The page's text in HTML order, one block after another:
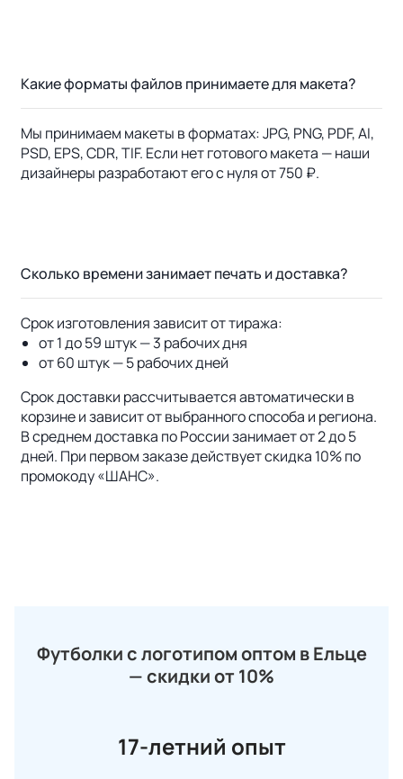
Какие форматы файлов принимаете для макета?
Мы принимаем макеты в форматах: JPG, PNG, PDF, AI,
PSD, EPS, CDR, TIF. Если нет готового макета — наши
дизайнеры разработают его с нуля от 750 ₽.
Сколько времени занимает печать и доставка?
Срок изготовления зависит от тиража:
от 1 до 59 штук — 3 рабочих дня
от 60 штук — 5 рабочих дней
Срок доставки рассчитывается автоматически в
корзине и зависит от выбранного способа и региона.
В среднем доставка по России занимает от 2 до 5
дней. При первом заказе действует скидка 10% по
промокоду «ШАНС».
Футболки с логотипом оптом в Ельце
— скидки от 10%
17-летний опыт